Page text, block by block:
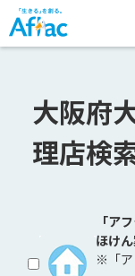
大阪府
理店検
「ア
ほけ
※「ア